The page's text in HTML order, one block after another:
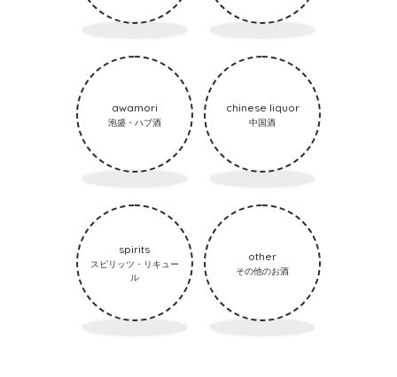
awamori
泡盛・ハブ酒
chinese liquor
中国酒
spirits
スピリッツ・リキュー
ル
other
その他のお酒